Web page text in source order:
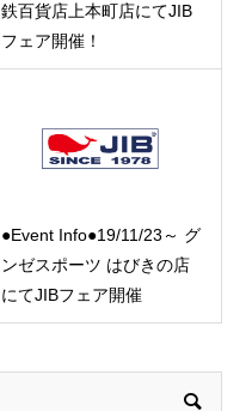
鉄百貨店上本町店にてJIB
フェア開催！
●Event Info●19/11/23～ グ
ンゼスポーツ はびきの店
にてJIBフェア開催